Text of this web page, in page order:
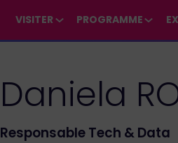
VISITER PROGRAMME
Daniela
Responsable Tech & Data